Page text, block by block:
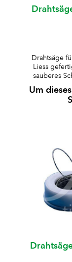
Drahtsäge
Liess
sauberes
und
Um